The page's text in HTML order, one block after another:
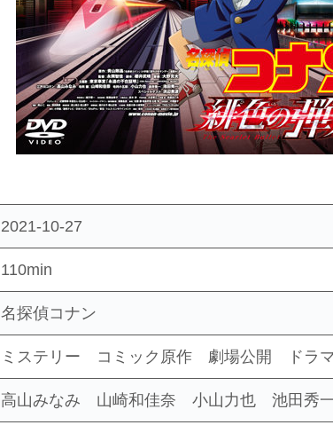
2021-10-27
110min
名探偵コナン
ミステリー コミック原作 劇場公開 ドラ
高山みなみ 山崎和佳奈 小山力也 池田秀